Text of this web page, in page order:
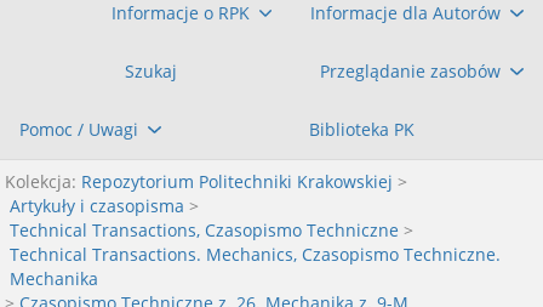
Informacje o RPK Informacje dla Autorów
Szukaj Przeglądanie zasobów
Pomoc / Uwagi Biblioteka PK
Kolekcja: Repozytorium Politechniki Krakowskiej >
Artykuły i czasopisma >
Technical Transactions, Czasopismo Techniczne >
Technical Transactions. Mechanics, Czasopismo Techniczne.
Mechanika